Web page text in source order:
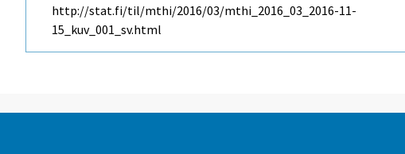
http://stat.fi/til/mthi/2016/03/mthi_2016_03_2016-11-
15_kuv_001_sv.html